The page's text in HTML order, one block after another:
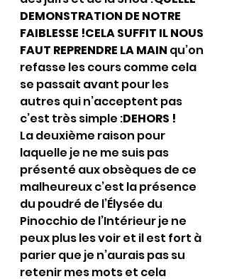
DEMONSTRATION DE NOTRE
FAIBLESSE !CELA SUFFIT IL NOUS
FAUT REPRENDRE LA MAIN qu’on
refasse les cours comme cela
se passait avant pour les
autres qui n’acceptent pas
c’est très simple :DEHORS !
La deuxième raison pour
laquelle je ne me suis pas
présenté aux obsèques de ce
malheureux c’est la présence
du poudré de l’Élysée du
Pinocchio de l’Intérieur je ne
peux plus les voir et il est fort à
parier que je n’aurais pas su
retenir mes mots et cela